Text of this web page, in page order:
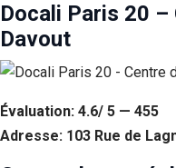
Docali Paris 20
Davout
Évaluation: 4.6/ 5 — 455
Adresse: 103 Rue de